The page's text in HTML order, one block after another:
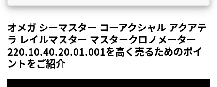
オメガ シーマスター コーアクシャル アクアテ
ラ レイルマスター マスタークロノメーター
220.10.40.20.01.001を高く売るためのポイ
ントをご紹介